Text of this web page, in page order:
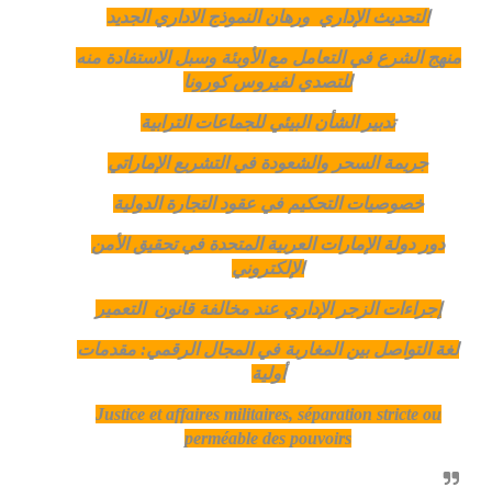
التحديث الإداري ورهان النموذج الاداري الجديد
منهج الشرع في التعامل مع الأوبئة وسبل الاستفادة منه
للتصدي لفيروس كورونا
تدبير الشأن البيئي للجماعات الترابية
جريمة السحر والشعودة في التشريع الإماراتي
خصوصيات التحكيم في عقود التجارة الدولية
دور دولة الإمارات العربية المتحدة في تحقيق الأمن
الإلكتروني
إجراءات الزجر الإداري عند مخالفة قانون التعمير
لغة التواصل بين المغاربة في المجال الرقمي: مقدمات
أولية
Justice et affaires militaires, séparation stricte ou
perméable des pouvoirs